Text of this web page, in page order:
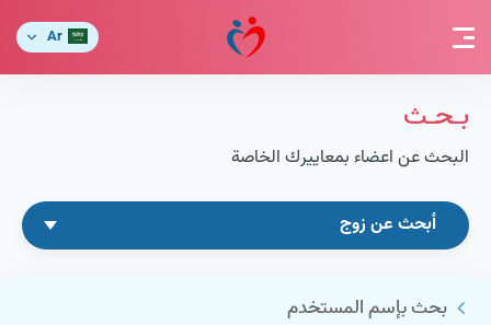
Ar
بـحـث
البحث عن اعضاء بمعاييرك الخاصة
أبحث عن زوج
بحث بإسم المستخدم